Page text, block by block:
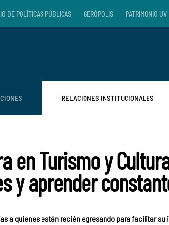
DE POLÍTICAS PÚBLICAS GERÓPOLIS PATRIMONIO UV
RELACIONES INSTITUCIONALES
en Turismo y
y aprender
a quienes están recién egresando para facilitar